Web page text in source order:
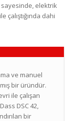
elektrik
çalıştığında dahi
ve manuel
bir üründür.
ile çalışan
DSC 42,
bir